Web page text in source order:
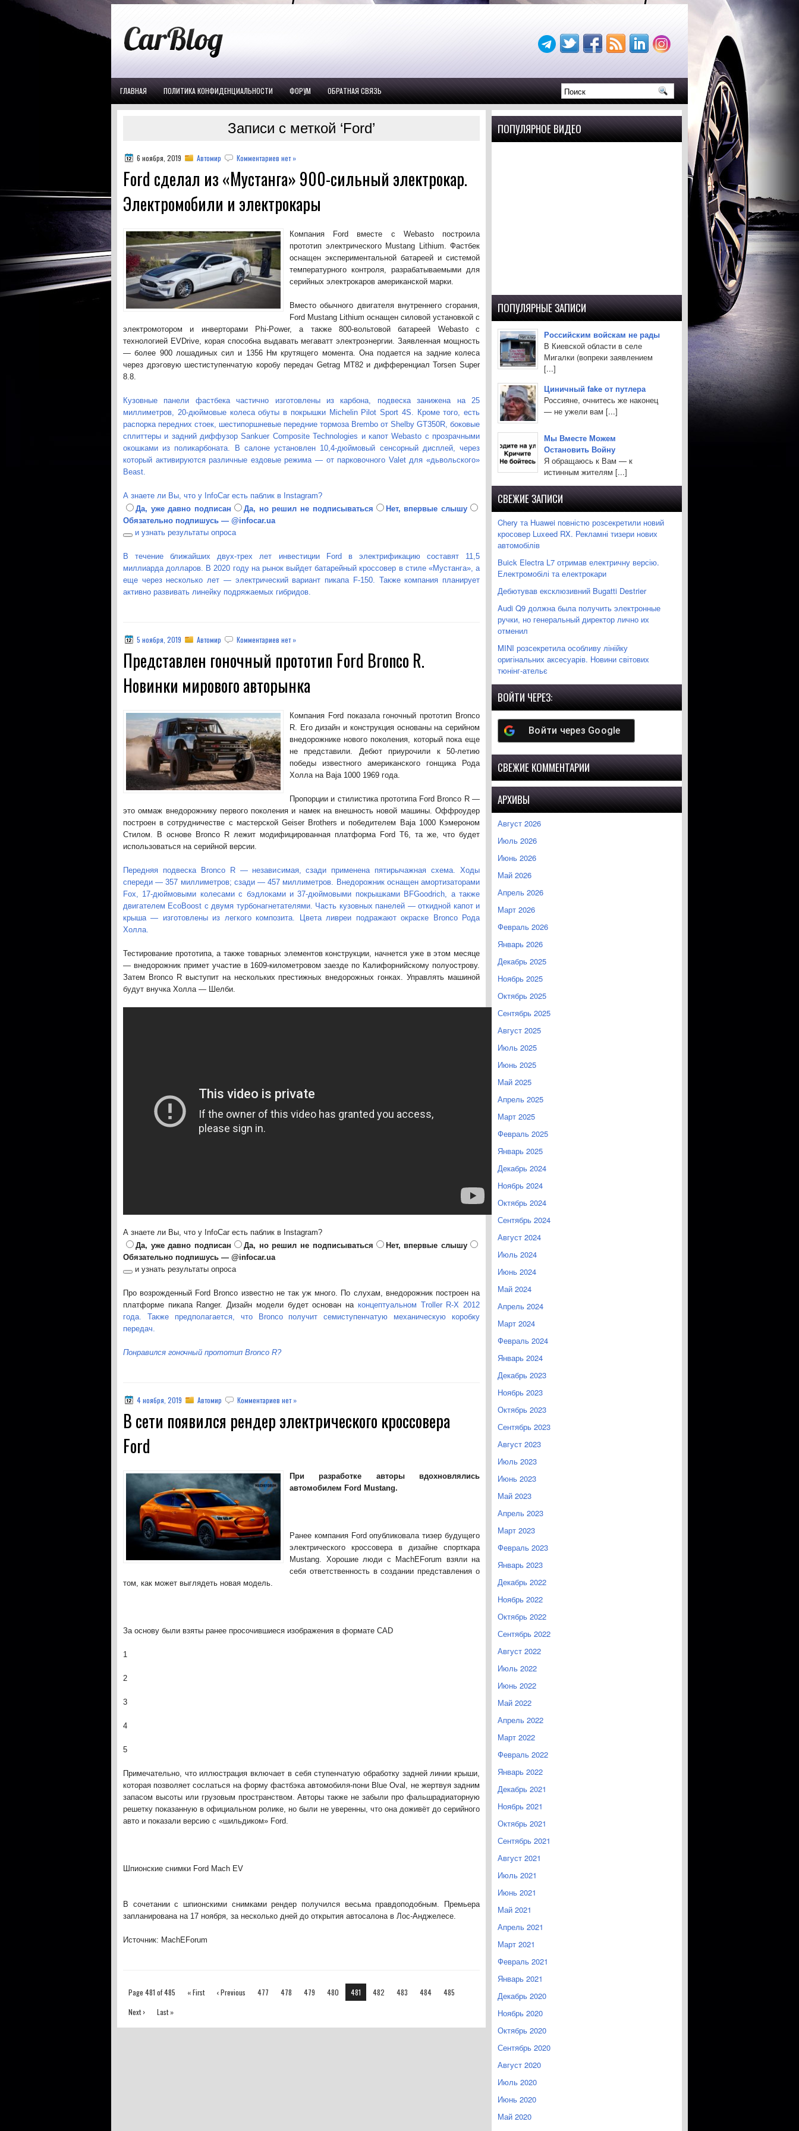
ГЛАВНАЯ ПОЛИТИКА КОНФИДЕНЦИАЛЬНОСТИ ФОРУМ ОБРАТНАЯ СВЯЗЬ
Записи с меткой ‘Ford’
6 ноября, 2019 Автомир Комментариев нет »
Ford сделал из «Мустанга» 900-сильный электрокар.
Электромобили и электрокары
Компания Ford вместе с Webasto построила
прототип электрического Mustang Lithium. Фастбек
оснащен экспериментальной батареей и системой
температурного контроля, разрабатываемыми для
серийных электрокаров американской марки.
Вместо обычного двигателя внутреннего сгорания,
Ford Mustang Lithium оснащен силовой установкой с
электромотором и инверторами Phi-Power, а также 800-вольтовой батареей Webasto с
технологией EVDrive, корая способна выдавать мегаватт электроэнергии. Заявленная мощность
— более 900 лошадиных сил и 1356 Нм крутящего момента. Она подается на задние колеса
через дрэговую шестиступенчатую коробу передач Getrag MT82 и дифференциал Torsen Super
8.8.
Кузовные панели фастбека частично изготовлены из карбона, подвеска занижена на 25
миллиметров, 20-дюймовые колеса обуты в покрышки Michelin Pilot Sport 4S. Кроме того, есть
распорка передних стоек, шестипоршневые передние тормоза Brembo от Shelby GT350R, боковые
сплиттеры и задний диффузор Sankuer Composite Technologies и капот Webasto с прозрачными
окошками из поликарбоната. В салоне установлен 10,4-дюймовый сенсорный дисплей, через
который активируются различные ездовые режима — от парковочного Valet для «дьвольского»
Beast.
А знаете ли Вы, что у InfoCar есть паблик в Instagram?
Да, уже давно подписан
Да, но решил не подписываться
Нет, впервые слышу
Обязательно подпишусь — @infocar.ua
и узнать результаты опроса
В течение ближайших двух-трех лет инвестиции Ford в электрификацию составят 11,5
миллиарда долларов. В 2020 году на рынок выйдет батарейный кроссовер в стиле «Мустанга», а
еще через несколько лет — электрический вариант пикапа F-150. Также компания планирует
активно развивать линейку подряжаемых гибридов.
5 ноября, 2019 Автомир Комментариев нет »
Представлен гоночный прототип Ford Bronco R.
Новинки мирового авторынка
Компания Ford показала гоночный прототип Bronco
R. Его дизайн и конструкция основаны на серийном
внедорожнике нового поколения, который пока еще
не представили. Дебют приурочили к 50-летию
победы известного американского гонщика Рода
Холла на Baja 1000 1969 года.
Пропорции и стилистика прототипа Ford Bronco R —
это оммаж внедорожнику первого поколения и намек на внешность новой машины. Оффроудер
построен в сотрудничестве с мастерской Geiser Brothers и победителем Baja 1000 Кэмероном
Стилом. В основе Bronco R лежит модифицированная платформа Ford T6, та же, что будет
использоваться на серийной версии.
Передняя подвеска Bronco R — независимая, сзади применена пятирычажная схема. Ходы
спереди — 357 миллиметров; сзади — 457 миллиметров. Внедорожник оснащен амортизаторами
Fox, 17-дюймовыми колесами с бэдлоками и 37-дюймовыми покрышками BFGoodrich, а также
двигателем EcoBoost с двумя турбонагнетателями. Часть кузовных панелей — откидной капот и
крыша — изготовлены из легкого композита. Цвета ливреи подражают окраске Bronco Рода
Холла.
Тестирование прототипа, а также товарных элементов конструкции, начнется уже в этом месяце
— внедорожник примет участие в 1609-километровом заезде по Калифорнийскому полуострову.
Затем Bronco R выступит на нескольких престижных внедорожных гонках. Управлять машиной
будут внучка Холла — Шелби.
А знаете ли Вы, что у InfoCar есть паблик в Instagram?
Да, уже давно подписан
Да, но решил не подписываться
Нет, впервые слышу
Обязательно подпишусь — @infocar.ua
и узнать результаты опроса
Про возрожденный Ford Bronco известно не так уж много. По слухам, внедорожник построен на
платформе пикапа Ranger. Дизайн модели будет основан на концептуальном Troller R-X 2012
года. Также предполагается, что Bronco получит семиступенчатую механическую коробку
передач.
Понравился гоночный прототип Bronco R?
4 ноября, 2019 Автомир Комментариев нет »
В сети появился рендер электрического кроссовера
Ford
При разработке авторы вдохновлялись
автомобилем Ford Mustang.
Ранее компания Ford опубликовала тизер будущего
электрического кроссовера в дизайне спорткара
Mustang. Хорошие люди с MachEForum взяли на
себя ответственность в создании представления о
том, как может выглядеть новая модель.
За основу были взяты ранее просочившиеся изображения в формате CAD
1
2
3
4
5
Примечательно, что иллюстрация включает в себя ступенчатую обработку задней линии крыши,
которая позволяет сослаться на форму фастбэка автомобиля-пони Blue Oval, не жертвуя задним
запасом высоты или грузовым пространством. Авторы также не забыли про фальшрадиаторную
решетку показанную в официальном ролике, но были не уверенны, что она доживёт до серийного
авто и показали версию с «шильдиком» Ford.
Шпионские снимки Ford Mach EV
В сочетании с шпионскими снимками рендер получился весьма правдоподобным. Премьера
запланирована на 17 ноября, за несколько дней до открытия автосалона в Лос-Анджелесе.
Источник: MachEForum
Page 481 of 485 « First ‹ Previous 477 478 479 480 481 482 483 484
485
Next ›
Last »
ПОПУЛЯРНОЕ ВИДЕО
ПОПУЛЯРНЫЕ ЗАПИСИ
Российским войскам не рады
В Киевской области в селе
Мигалки (вопреки заявлением
[...]
Циничный fake от путлера
Россияне, очнитесь же наконец
— не ужели вам [...]
Мы Вместе Можем
Остановить Войну
Я обращаюсь к Вам — к
истинным жителям [...]
СВЕЖИЕ ЗАПИСИ
Chery та Huawei повністю розсекретили новий
кросовер Luxeed RX. Рекламні тизери нових
автомобілів
Buick Electra L7 отримав електричну версію.
Електромобілі та електрокари
Дебютував ексклюзивний Bugatti Destrier
Audi Q9 должна была получить электронные
ручки, но генеральный директор лично их
отменил
MINI розсекретила особливу лінійку
оригінальних аксесуарів. Новини світових
тюнінг-ательє
ВОЙТИ ЧЕРЕЗ:
Войти через Google
СВЕЖИЕ КОММЕНТАРИИ
АРХИВЫ
Август 2026
Июль 2026
Июнь 2026
Май 2026
Апрель 2026
Март 2026
Февраль 2026
Январь 2026
Декабрь 2025
Ноябрь 2025
Октябрь 2025
Сентябрь 2025
Август 2025
Июль 2025
Июнь 2025
Май 2025
Апрель 2025
Март 2025
Февраль 2025
Январь 2025
Декабрь 2024
Ноябрь 2024
Октябрь 2024
Сентябрь 2024
Август 2024
Июль 2024
Июнь 2024
Май 2024
Апрель 2024
Март 2024
Февраль 2024
Январь 2024
Декабрь 2023
Ноябрь 2023
Октябрь 2023
Сентябрь 2023
Август 2023
Июль 2023
Июнь 2023
Май 2023
Апрель 2023
Март 2023
Февраль 2023
Январь 2023
Декабрь 2022
Ноябрь 2022
Октябрь 2022
Сентябрь 2022
Август 2022
Июль 2022
Июнь 2022
Май 2022
Апрель 2022
Март 2022
Февраль 2022
Январь 2022
Декабрь 2021
Ноябрь 2021
Октябрь 2021
Сентябрь 2021
Август 2021
Июль 2021
Июнь 2021
Май 2021
Апрель 2021
Март 2021
Февраль 2021
Январь 2021
Декабрь 2020
Ноябрь 2020
Октябрь 2020
Сентябрь 2020
Август 2020
Июль 2020
Июнь 2020
Май 2020